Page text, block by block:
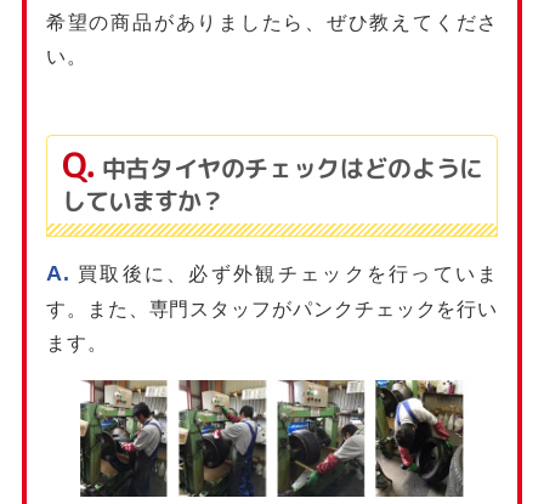
希望の商品がありましたら、ぜひ教えてくださ
い。
中古タイヤのチェックはどのように
していますか？
買取後に、必ず外観チェックを行っていま
す。また、専門スタッフがパンクチェックを行い
ます。